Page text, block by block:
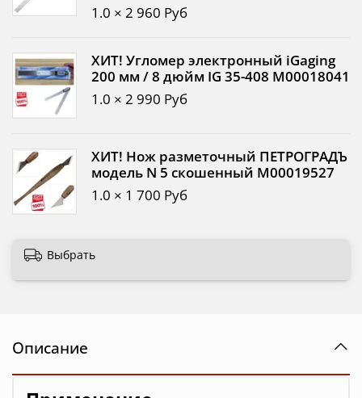
1.0 × 2 960 Руб
ХИТ! Угломер электронный iGaging
200 мм / 8 дюйм IG 35-408 М00018041
1.0 × 2 990 Руб
ХИТ! Нож разметочный ПЕТРОГРАДЪ
модель N 5 скошенный М00019527
1.0 × 1 700 Руб
Выбрать
Описание